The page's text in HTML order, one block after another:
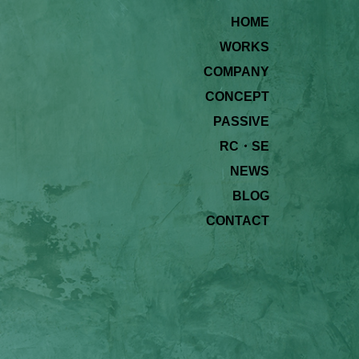
HOME
WORKS
COMPANY
CONCEPT
PASSIVE
RC・SE
NEWS
BLOG
CONTACT